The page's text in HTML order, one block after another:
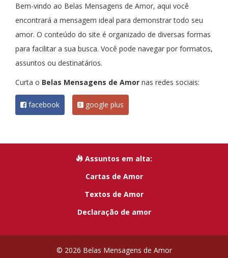
Bem-vindo ao Belas Mensagens de Amor, aqui você
encontrará a mensagem ideal para demonstrar todo seu
amor. O conteúdo do site é organizado de diversas formas
para facilitar a sua busca. Você pode navegar por formatos,
assuntos ou destinatários.
Curta o Belas Mensagens de Amor nas redes sociais:
facebook google plus
Assuntos em alta:
Cartas de Amor
Textos de Amor
Declaração de amor
© 2026 Belas Mensagens de Amor